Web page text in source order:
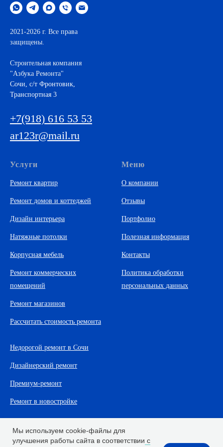
2021-2026 г. Все права
защищены.
Строительная компания
"Азбука Ремонта"
Cочи, с/т Фронтовик,
Транспортная 3
+7(918) 616 53 53
ar123r@mail.ru
Услуги
Ремонт квартир
Ремонт домов и коттеджей
Дизайн интерьера
Натяжные потолки
Корпусная мебель
Ремонт коммерческих
помещений
Ремонт магазинов
Рассчитать стоимость ремонта
Недорогой ремонт в Сочи
Дизайнерский ремонт
Премиум-ремонт
Ремонт в новостройке
Меню
О компании
Отзывы
Портфолио
Полезная информация
Контакты
Политика обработки
персональных данных
Мы используем cookie-файлы для
улучшения работы сайта в соответствии с